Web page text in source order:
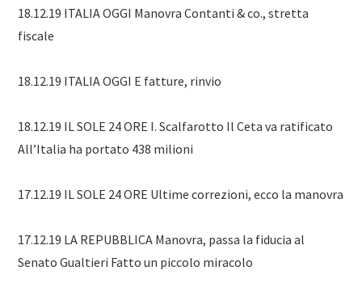
18.12.19 ITALIA OGGI Manovra Contanti & co., stretta
fiscale
18.12.19 ITALIA OGGI E fatture, rinvio
18.12.19 IL SOLE 24 ORE I. Scalfarotto Il Ceta va ratificato
All’Italia ha portato 438 milioni
17.12.19 IL SOLE 24 ORE Ultime correzioni, ecco la manovra
17.12.19 LA REPUBBLICA Manovra, passa la fiducia al
Senato Gualtieri Fatto un piccolo miracolo